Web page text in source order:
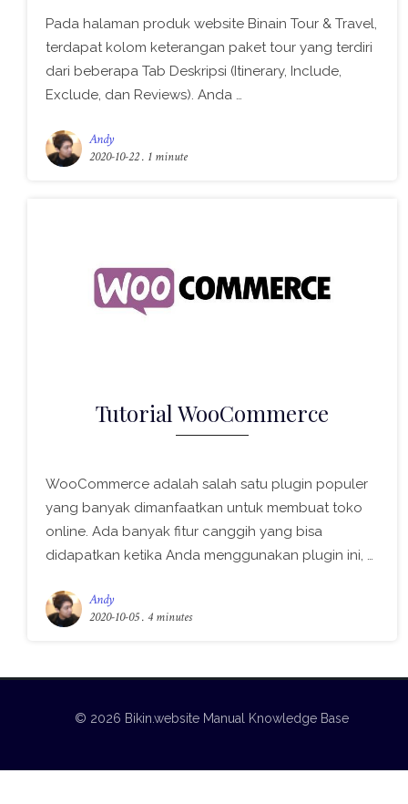
Pada halaman produk website Binain Tour & Travel,
terdapat kolom keterangan paket tour yang terdiri
dari beberapa Tab Deskripsi (Itinerary, Include,
Exclude, dan Reviews). Anda …
Andy
2020-10-22. 1 minute
Tutorial WooCommerce
WooCommerce adalah salah satu plugin populer
yang banyak dimanfaatkan untuk membuat toko
online. Ada banyak fitur canggih yang bisa
didapatkan ketika Anda menggunakan plugin ini, …
Andy
2020-10-05. 4 minutes
© 2026 Bikin.website Manual Knowledge Base